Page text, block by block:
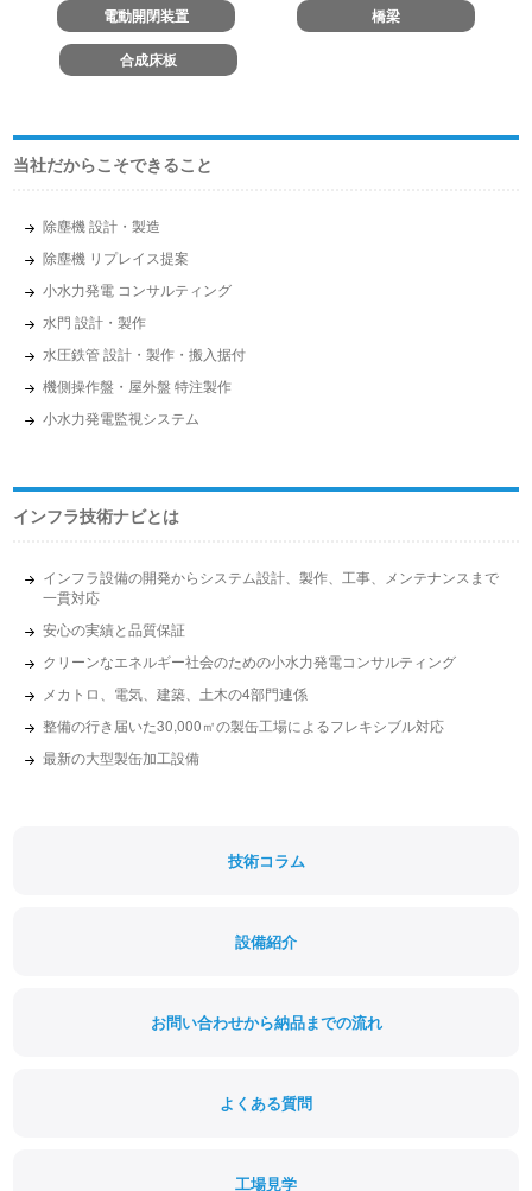
電動開閉装置 橋梁
合成床板
当社だからこそできること
除塵機 設計・製造
除塵機 リプレイス提案
小水力発電 コンサルティング
水門 設計・製作
水圧鉄管 設計・製作・搬入据付
機側操作盤・屋外盤 特注製作
小水力発電監視システム
インフラ技術ナビとは
インフラ設備の開発からシステム設計、製作、工事、メンテナンスまで
一貫対応
安心の実績と品質保証
クリーンなエネルギー社会のための小水力発電コンサルティング
メカトロ、電気、建築、土木の4部門連係
整備の行き届いた30,000㎡の製缶工場によるフレキシブル対応
最新の大型製缶加工設備
技術コラム
設備紹介
お問い合わせから納品までの流れ
よくある質問
工場見学